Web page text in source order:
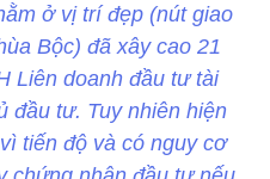
ở vị trí đẹp (nút giao
Bộc) đã xây cao 21
Liên doanh đầu tư tài
đầu tư. Tuy nhiên hiện
tiến độ và có nguy cơ